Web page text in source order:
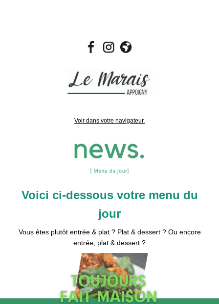
Voir dans votre navigateur.
Voici ci-dessous votre menu du
jour
Vous êtes plutôt entrée & plat ? Plat & dessert ? Ou encore
entrée, plat & dessert ?